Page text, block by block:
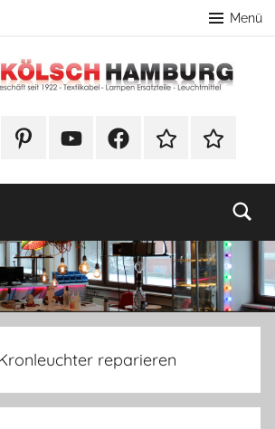
Menü
PinterestYouTubeFacebookTikTok Webshop
reparieren